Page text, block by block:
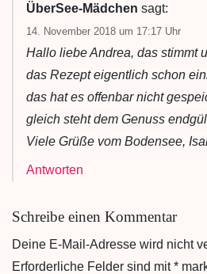
ÜberSee-Mädchen sagt:
14. November 2018 um 17:17 Uhr
Hallo liebe Andrea, das stimmt
das Rezept eigentlich schon
das hat es offenbar nicht
gleich steht dem Genuss
Viele Grüße vom Bodensee,
Antworten
Schreibe einen Kommentar
Deine E-Mail-Adresse wird nicht
Erforderliche Felder sind mit*